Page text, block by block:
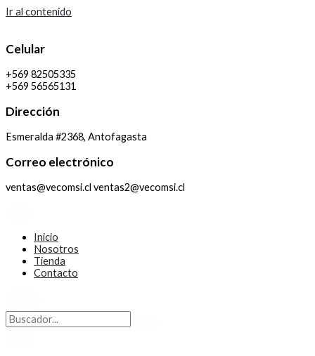
Ir al contenido
Celular
+569 82505335
+569 56565131
Dirección
Esmeralda #2368, Antofagasta
Correo electrónico
ventas@vecomsi.cl ventas2@vecomsi.cl
Inicio
Nosotros
Tienda
Contacto